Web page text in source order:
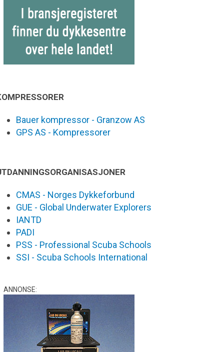
Bauer kompressor - Granzow AS
GPS AS - Kompressorer
CMAS - Norges Dykkeforbund
GUE - Global Underwater Explorers
IANTD
PADI
PSS - Professional Scuba Schools
SSI - Scuba Schools International
ANNONSE: